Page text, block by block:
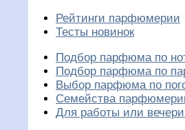
Рейтинги парфюмерии
Тесты новинок
Подбор парфюма по
Подбор парфюма по
Выбор парфюма по
Семейства
Для работы или